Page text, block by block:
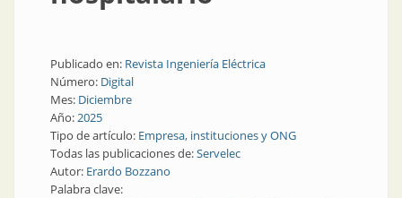
Publicado en: Revista Ingeniería Eléctrica
Número: Digital
Mes: Diciembre
Año:2025
Tipo de artículo: Empresa, instituciones y ONG
Todas las publicaciones de:Servelec
Autor: Erardo Bozzano
Palabra clave: